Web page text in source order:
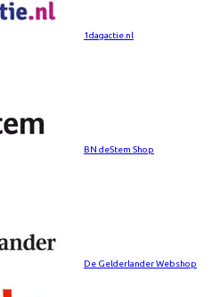
1dagactie.nl
BN deStem Shop
De Gelderlander Webshop